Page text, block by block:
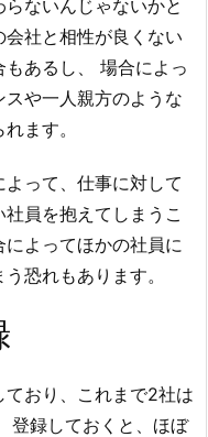
ないんじゃないかと
社と相性が良くない
あるし、 場合によっ
や一人親方のような
ます。
って、仕事に対して
員を抱えてしまうこ
よってほかの社員に
恐れもあります。
おり、これまで2社は
登録しておくと、ほぼ